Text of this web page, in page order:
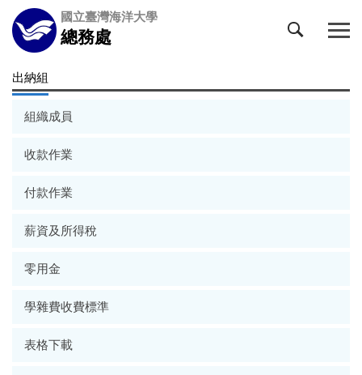
跳
到
主
內
國立臺灣海洋大學
總務處
出納組
組織成員
收款作業
付款作業
薪資及所得稅
零用金
學雜費收費標準
表格下載